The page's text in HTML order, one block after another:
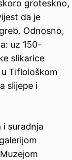
groteskno,
da je
Odnosno,
uz 150-
slikarice
Tiflološkom
slijepe i
suradnja